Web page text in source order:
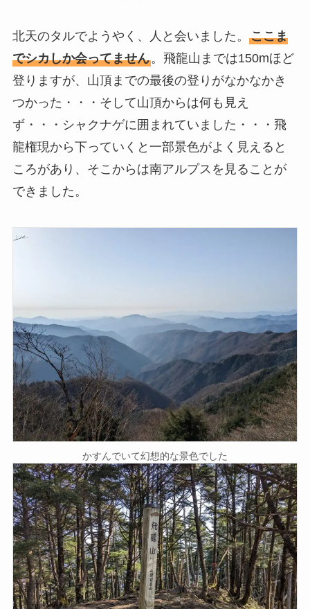
北天のタルでようやく、人と会いました。 ここま
でシカしか会ってません。飛龍山までは150mほど
登りますが、山頂までの最後の登りがなかなかき
つかった・・・そして山頂からは何も見え
ず・・・シャクナゲに囲まれていました・・・飛
龍権現から下っていくと一部景色がよく見えると
ころがあり、そこからは南アルプスを見ることが
できました。
かすんでいて幻想的な景色でした